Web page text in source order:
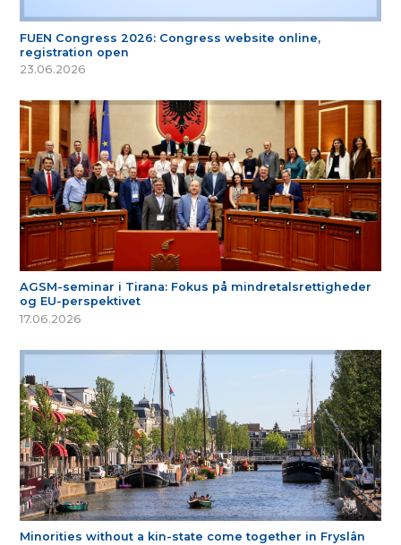
FUEN Congress 2026: Congress website online,
registration open
23.06.2026
AGSM-seminar i Tirana: Fokus på mindretalsrettigheder
og EU-perspektivet
17.06.2026
Minorities without a kin-state come together in Fryslân